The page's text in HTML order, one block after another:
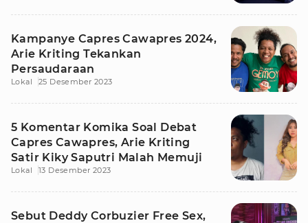
Kampanye Capres Cawapres 2024,
Arie Kriting Tekankan
Persaudaraan
Lokal 25 Desember 2023
5 Komentar Komika Soal Debat
Capres Cawapres, Arie Kriting
Satir Kiky Saputri Malah Memuji
Lokal 13 Desember 2023
Sebut Deddy Corbuzier Free Sex,